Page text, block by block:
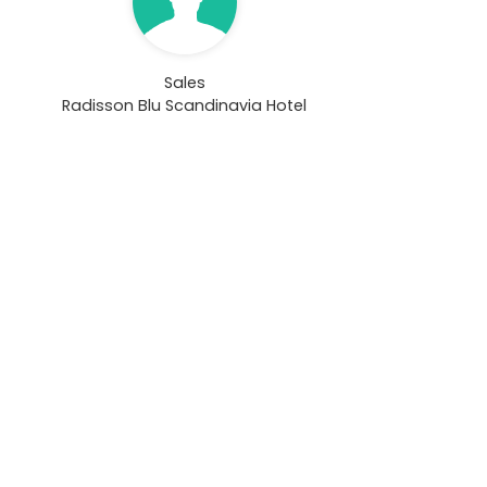
Sales
Radisson Blu Scandinavia Hotel